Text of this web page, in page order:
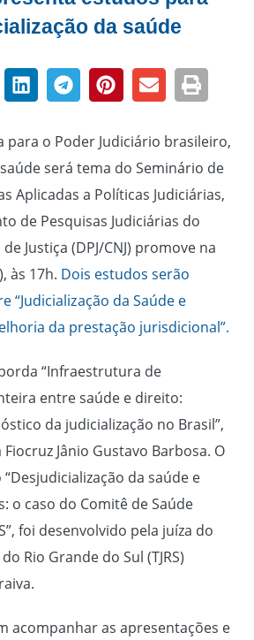
da saúde
o Poder Judiciário brasileiro,
será tema do Seminário de
Aplicadas a Políticas Judiciárias,
de Pesquisas Judiciárias do
Justiça (DPJ/CNJ) promove na
às 17h. Dois estudos serão
“Judicialização da Saúde e
da prestação jurisdicional”.
“Infraestrutura de
entre saúde e direito:
da judicialização no Brasil”,
Jânio Gustavo Barbosa. O
da saúde e
o caso do Comitê de Saúde
foi desenvolvido pela juíza do
Rio Grande do Sul (TJRS)
acompanhar as apresentações e